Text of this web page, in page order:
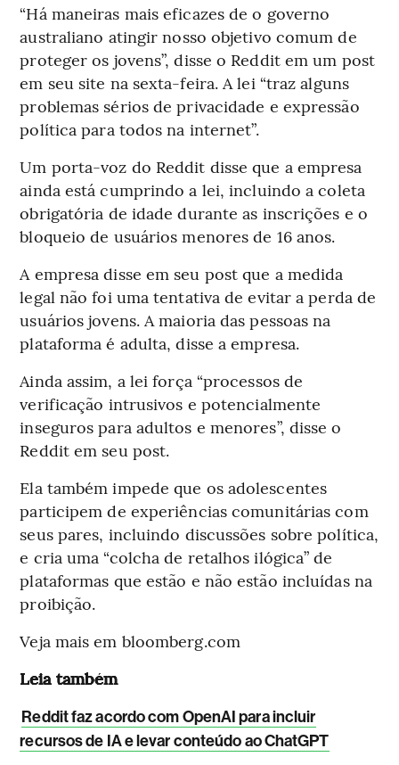
“Há maneiras mais eficazes de o governo
australiano atingir nosso objetivo comum de
proteger os jovens”, disse o Reddit em um post
em seu site na sexta-feira. A lei “traz alguns
problemas sérios de privacidade e expressão
política para todos na internet”.
Um porta-voz do Reddit disse que a empresa
ainda está cumprindo a lei, incluindo a coleta
obrigatória de idade durante as inscrições e o
bloqueio de usuários menores de 16 anos.
A empresa disse em seu post que a medida
legal não foi uma tentativa de evitar a perda de
usuários jovens. A maioria das pessoas na
plataforma é adulta, disse a empresa.
Ainda assim, a lei força “processos de
verificação intrusivos e potencialmente
inseguros para adultos e menores”, disse o
Reddit em seu post.
Ela também impede que os adolescentes
participem de experiências comunitárias com
seus pares, incluindo discussões sobre política,
e cria uma “colcha de retalhos ilógica” de
plataformas que estão e não estão incluídas na
proibição.
Veja mais em bloomberg.com
Leia também
Reddit faz acordo com OpenAI para incluir
recursos de IA e levar conteúdo ao ChatGPT